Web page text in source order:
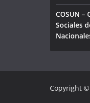
COSUN –
Sociales
Copyright